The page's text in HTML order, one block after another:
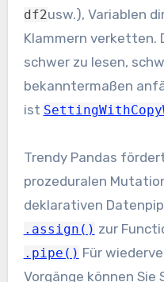
df2usw.), Variablen
Klammern verketten.
schwer zu lesen,
bekanntermaßen
ist
Trendy Pandas
prozeduralen
deklarativen
.assign() zur
.pipe() Für
Vorgänge können